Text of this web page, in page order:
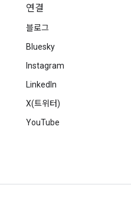
연결
블로그
Bluesky
Instagram
LinkedIn
X(트위터)
YouTube